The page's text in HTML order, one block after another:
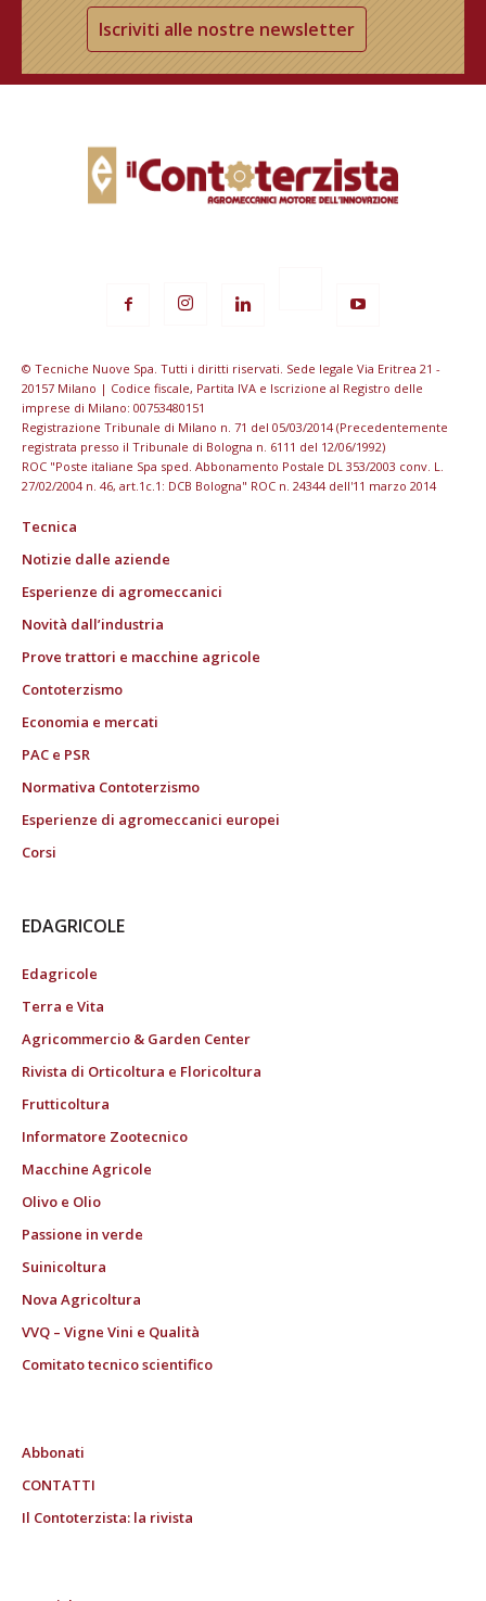
Iscriviti alle nostre newsletter
© Tecniche Nuove Spa. Tutti i diritti riservati. Sede legale Via Eritrea 21 -
20157 Milano | Codice fiscale, Partita IVA e Iscrizione al Registro delle
imprese di Milano: 00753480151
Registrazione Tribunale di Milano n. 71 del 05/03/2014 (Precedentemente
registrata presso il Tribunale di Bologna n. 6111 del 12/06/1992)
ROC "Poste italiane Spa sped. Abbonamento Postale DL 353/2003 conv. L.
27/02/2004 n. 46, art.1c.1: DCB Bologna" ROC n. 24344 dell'11 marzo 2014
Tecnica
Notizie dalle aziende
Esperienze di agromeccanici
Novità dall’industria
Prove trattori e macchine agricole
Contoterzismo
Economia e mercati
PAC e PSR
Normativa Contoterzismo
Esperienze di agromeccanici europei
Corsi
EDAGRICOLE
Edagricole
Terra e Vita
Agricommercio & Garden Center
Rivista di Orticoltura e Floricoltura
Frutticoltura
Informatore Zootecnico
Macchine Agricole
Olivo e Olio
Passione in verde
Suinicoltura
Nova Agricoltura
VVQ – Vigne Vini e Qualità
Comitato tecnico scientifico
Abbonati
CONTATTI
Il Contoterzista: la rivista